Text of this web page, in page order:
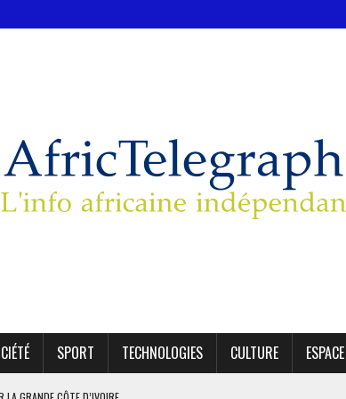
SPORT TECHNOLOGIES CULTURE